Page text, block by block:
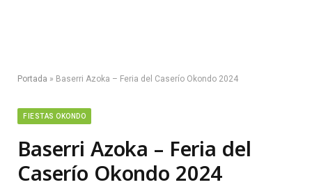
Portada » Baserri Azoka – Feria del Caserío Okondo 2024
FIESTAS OKONDO
Baserri Azoka – Feria del
Caserío Okondo 2024